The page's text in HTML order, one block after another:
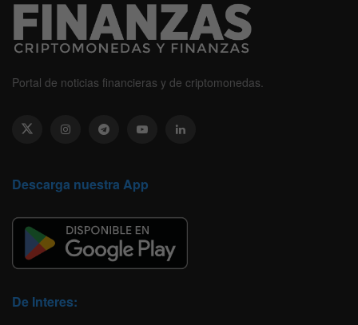
Portal de noticias financieras y de criptomonedas.
Descarga nuestra App
De Interes: